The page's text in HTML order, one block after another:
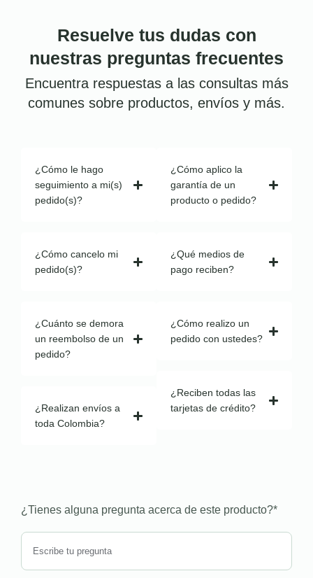
Resuelve tus dudas con
nuestras preguntas frecuentes
Encuentra respuestas a las consultas más
comunes sobre productos, envíos y más.
¿Cómo le hago
seguimiento a mi(s)
pedido(s)?
¿Cómo cancelo mi
pedido(s)?
¿Cuánto se demora
un reembolso de un
pedido?
¿Realizan envíos a
toda Colombia?
¿Cómo aplico la
garantía de un
producto o pedido?
¿Qué medios de
pago reciben?
¿Cómo realizo un
pedido con ustedes?
¿Reciben todas las
tarjetas de crédito?
¿Tienes alguna pregunta acerca de este producto?*